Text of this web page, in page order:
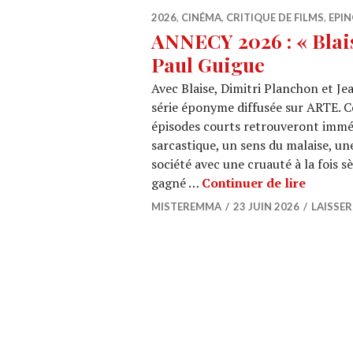
2026, CINÉMA, CRITIQUE DE FILMS,
ANNECY 2026 : «
Paul Guigue
Avec Blaise, Dimitri Planchon et
série éponyme diffusée sur ARTE.
épisodes courts retrouveront
sarcastique, un sens du malaise,
société avec une cruauté à la fois
gagné … Continuer de lire
MISTEREMMA 23 JUIN 2026